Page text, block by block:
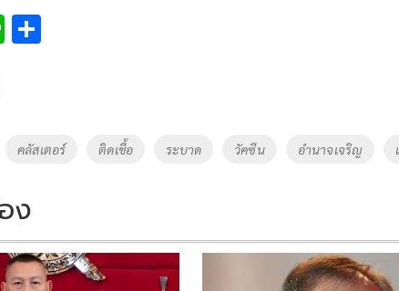
Li
คลัสเตอร์ ติดเชื้อ ระบาด วัคซีน อำนาจเจริญ
ง